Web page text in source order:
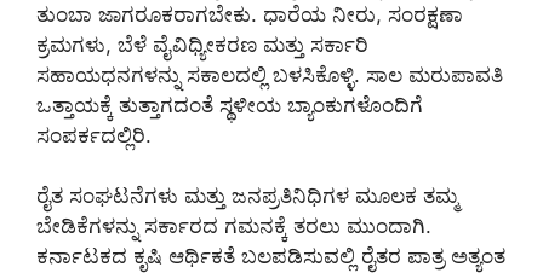
ತುಂಬಾ ಜಾಗರೂಕರಾಗಬೇಕು. ಧಾರೆಯ ನೀರು, ಸಂರಕ್ಷಣಾ
ಕ್ರಮಗಳು, ಬೆಳೆ ವೈವಿಧ್ಯೀಕರಣ ಮತ್ತು ಸರ್ಕಾರಿ
ಸಹಾಯಧನಗಳನ್ನು ಸಕಾಲದಲ್ಲಿ ಬಳಸಿಕೊಳ್ಳಿ. ಸಾಲ ಮರುಪಾವತಿ
ಒತ್ತಾಯಕ್ಕೆ ತುತ್ತಾಗದಂತೆ ಸ್ಥಳೀಯ ಬ್ಯಾಂಕುಗಳೊಂದಿಗೆ
ಸಂಪರ್ಕದಲ್ಲಿರಿ.
ರೈತ ಸಂಘಟನೆಗಳು ಮತ್ತು ಜನಪ್ರತಿನಿಧಿಗಳ ಮೂಲಕ ತಮ್ಮ
ಬೇಡಿಕೆಗಳನ್ನು ಸರ್ಕಾರದ ಗಮನಕ್ಕೆ ತರಲು ಮುಂದಾಗಿ.
ಕರ್ನಾಟಕದ ಕೃಷಿ ಆರ್ಥಿಕತೆ ಬಲಪಡಿಸುವಲ್ಲಿ ರೈತರ ಪಾತ್ರ ಅತ್ಯಂತ